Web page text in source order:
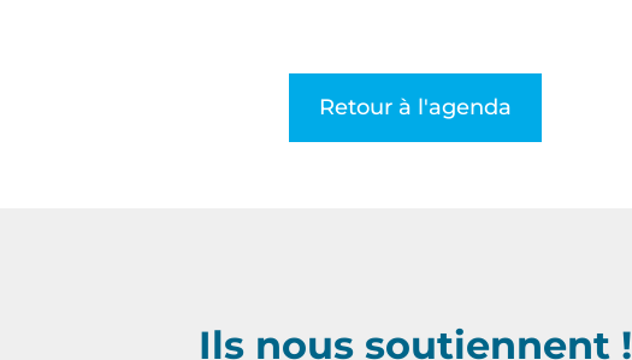
Retour à l'agenda
Ils nous soutiennent !